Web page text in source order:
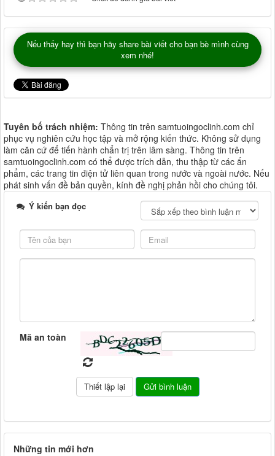
Nếu thấy hay thì bạn hãy share bài viết cho bạn bè mình cùng
xem nhé!
Tuyên bố trách nhiệm: Thông tin trên samtuoingoclinh.com chỉ
phục vụ nghiên cứu học tập và mở rộng kiến thức. Không sử dụng
làm căn cứ để tiến hành chẩn trị trên lâm sàng. Thông tin trên
samtuoingoclinh.com có thể được trích dẫn, thu thập từ các ấn
phẩm, các trang tin điện tử liên quan trong nước và ngoài nước. Nếu
phát sinh vấn đề bản quyền, kính đề nghị phản hồi cho chúng tôi.
Ý kiến bạn đọc
Mã an toàn
Những tin mới hơn